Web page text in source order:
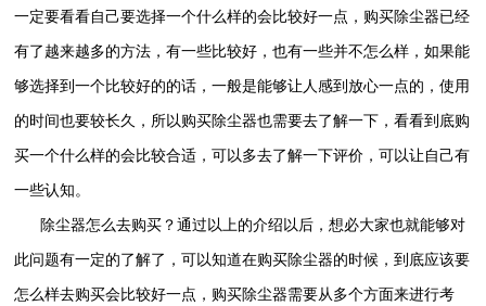
一定要看看自己要选择一个什么样的会比较好一点，购买除尘器已经
有了越来越多的方法，有一些比较好，也有一些并不怎么样，如果能
够选择到一个比较好的的话，一般是能够让人感到放心一点的，使用
的时间也要较长久，所以购买除尘器也需要去了解一下，看看到底购
买一个什么样的会比较合适，可以多去了解一下评价，可以让自己有
一些认知。
除尘器怎么去购买？通过以上的介绍以后，想必大家也就能够对
此问题有一定的了解了，可以知道在购买除尘器的时候，到底应该要
怎么样去购买会比较好一点，购买除尘器需要从多个方面来进行考